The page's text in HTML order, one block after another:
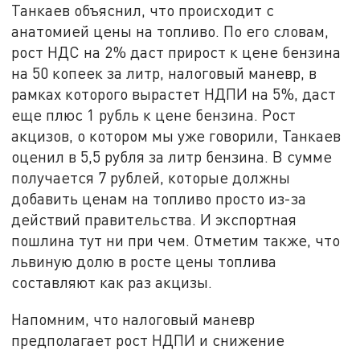
Танкаев объяснил, что происходит с
анатомией цены на топливо. По его словам,
рост НДС на 2% даст прирост к цене бензина
на 50 копеек за литр, налоговый маневр, в
рамках которого вырастет НДПИ на 5%, даст
еще плюс 1 рубль к цене бензина. Рост
акцизов, о котором мы уже говорили, Танкаев
оценил в 5,5 рубля за литр бензина. В сумме
получается 7 рублей, которые должны
добавить ценам на топливо просто из-за
действий правительства. И экспортная
пошлина тут ни при чем. Отметим также, что
львиную долю в росте цены топлива
составляют как раз акцизы.
Напомним, что налоговый маневр
предполагает рост НДПИ и снижение